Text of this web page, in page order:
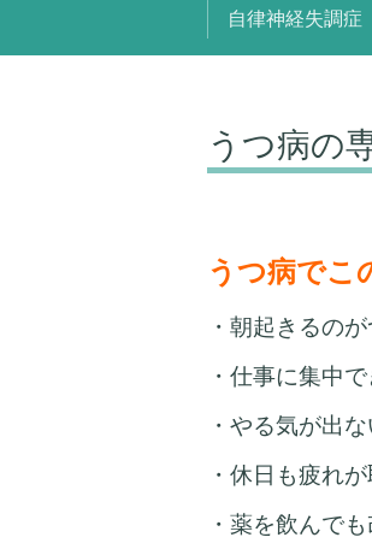
自律神経失調症
うつ病の
うつ病でこ
・朝起きるの
・仕事に集中
・やる気が出な
・休日も疲れ
・薬を飲んで